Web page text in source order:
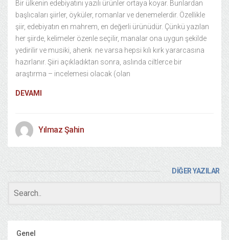
Bir ülkenin edebiyatını yazılı ürünler ortaya koyar. Bunlardan
başlıcaları şiirler, öyküler, romanlar ve denemelerdir. Özellikle
şiir, edebiyatın en mahrem, en değerli ürünüdür. Çünkü yazılan
her şiirde, kelimeler özenle seçilir, manalar ona uygun şekilde
yedirilir ve musiki, ahenk ne varsa hepsi kılı kırk yararcasına
hazırlanır. Şiiri açıkladıktan sonra, aslında ciltlerce bir
araştırma – incelemesi olacak (olan
DEVAMI
Yılmaz Şahin
DİĞER YAZILAR
Genel